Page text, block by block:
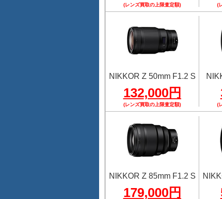
(レンズ買取の上限査定額) (
NIKKOR Z 50mm F1.2 S
132,000円
(レンズ買取の上限査定額) (
NIKKOR Z 85mm F1.2 S
179,000円